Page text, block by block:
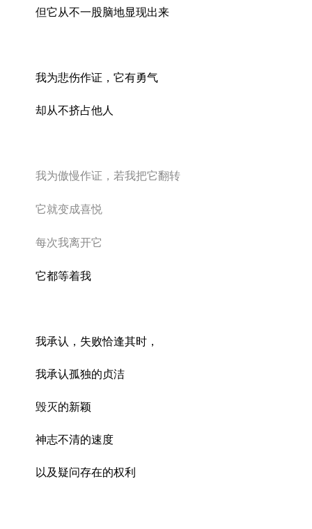
但它从不一股脑地显现出来
我为悲伤作证，它有勇气
却从不挤占他人
我为傲慢作证，若我把它翻转
它就变成喜悦
每次我离开它
它都等着我
我承认，失败恰逢其时，
我承认孤独的贞洁
毁灭的新颖
神志不清的速度
以及疑问存在的权利